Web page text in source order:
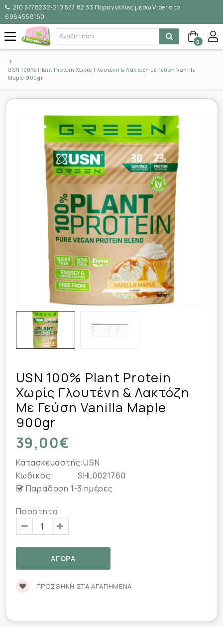
210 5778232-210 577 82 33 Παραγγελίες μέσω Viber στο
6984558160
0
USN 100% Plant Protein Χωρίς Γλουτένη & Λακτόζη με Γεύση Vanilla
Maple 900gr
USN 100% Plant Protein
Χωρίς Γλουτένη & Λακτόζη
Με Γεύση Vanilla Maple
900gr
39,00€
Κατασκευαστής:USN
Κωδικός:
SHL0021760
Παράδοση 1-3 ημέρες
Ποσότητα
ΠΡΟΣΘΉΚΗ ΣΤΑ ΑΓΑΠΗΜΈΝΑ